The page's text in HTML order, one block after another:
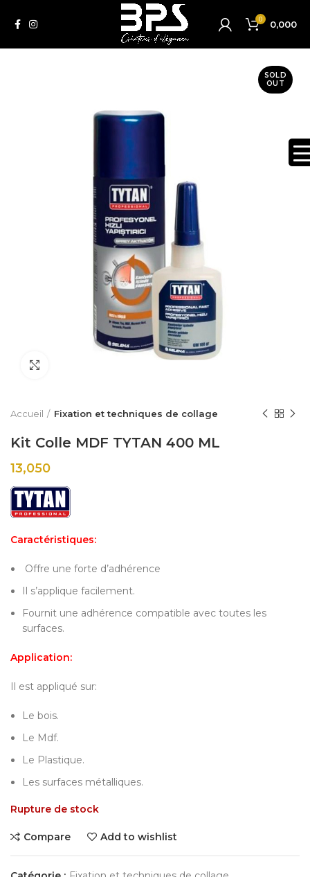
0 0,000
SOLD
OUT
Accueil Fixation et techniques de collage
Kit Colle MDF TYTAN 400 ML
13,050
Caractéristiques:
Offre une forte d’adhérence
Il s’applique facilement.
Fournit une adhérence compatible avec toutes les
surfaces.
Application:
Il est appliqué sur:
Le bois.
Le Mdf.
Le Plastique.
Les surfaces métalliques.
Rupture de stock
Compare Add to wishlist